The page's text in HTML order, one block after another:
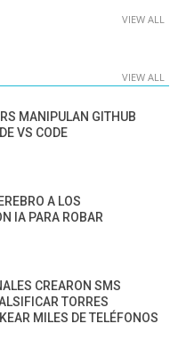
VIEW ALL
VIEW ALL
MANIPULAN GITHUB
VS CODE
A LOS
IA PARA ROBAR
CREARON SMS
TORRES
MILES DE TELÉFONOS